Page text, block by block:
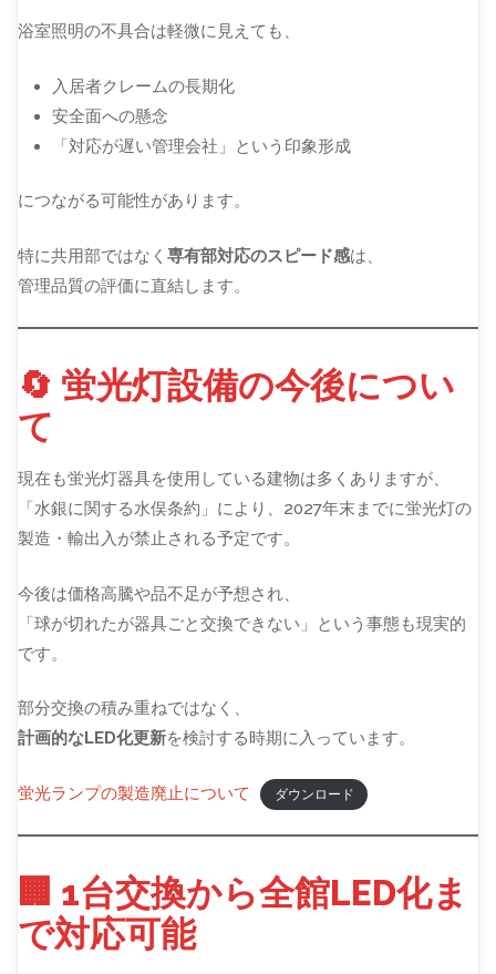
浴室照明の不具合は軽微に見えても、
入居者クレームの長期化
安全面への懸念
「対応が遅い管理会社」という印象形成
につながる可能性があります。
特に共用部ではなく専有部対応のスピード感は、
管理品質の評価に直結します。
🔄 蛍光灯設備の今後につい
て
現在も蛍光灯器具を使用している建物は多くありますが、
「水銀に関する水俣条約」により、2027年末までに蛍光灯の
製造・輸出入が禁止される予定です。
今後は価格高騰や品不足が予想され、
「球が切れたが器具ごと交換できない」という事態も現実的
です。
部分交換の積み重ねではなく、
計画的なLED化更新を検討する時期に入っています。
蛍光ランプの製造廃止について ダウンロード
🏢 1台交換から全館LED化ま
で対応可能